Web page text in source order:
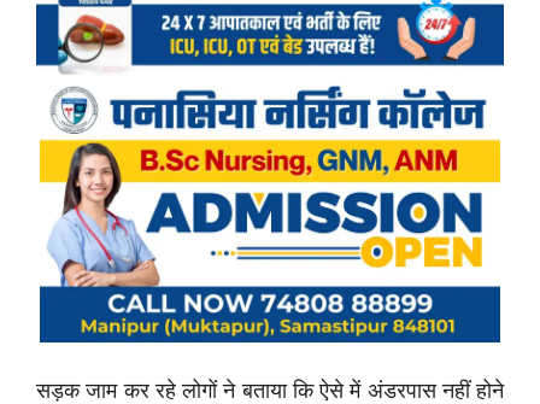
सड़क जाम कर रहे लोगों ने बताया कि ऐसे में अंडरपास नहीं होने